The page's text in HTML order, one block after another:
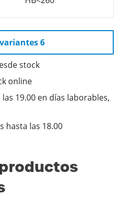
6
stock
online
19.00 en días laborables,
hasta las 18.00